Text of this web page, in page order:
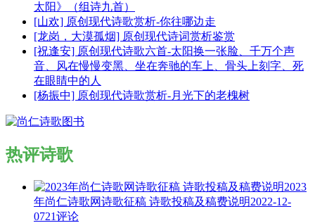
太阳》（组诗九首）
[山欢] 原创现代诗歌赏析-你往哪边走
[龙岗，大漠孤烟] 原创现代诗词赏析鉴赏
[祝逢安] 原创现代诗歌六首-太阳换一张脸、千万个声
音、风在慢慢变黑、坐在奔驰的车上、骨头上刻字、死
在眼睛中的人
[杨振中] 原创现代诗歌赏析-月光下的老槐树
热评诗歌
2023
年尚仁诗歌网诗歌征稿 诗歌投稿及稿费说明2022-12-
0721评论